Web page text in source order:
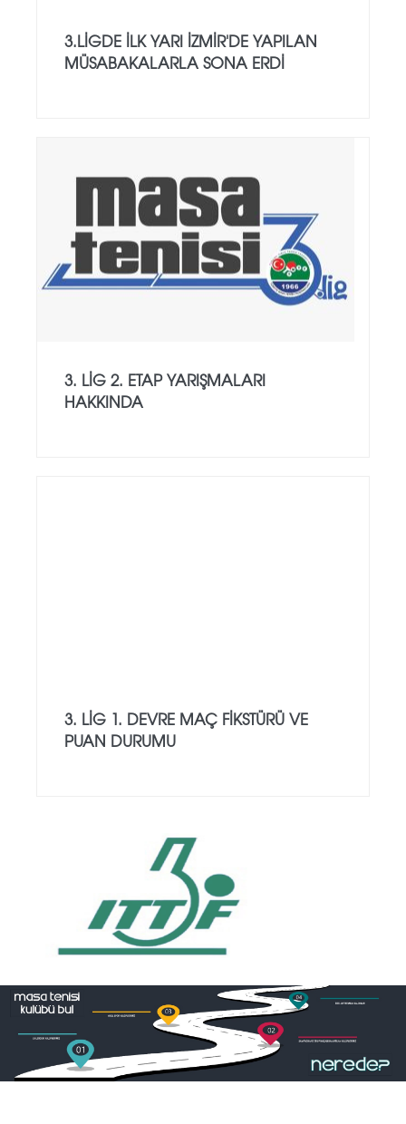
3.LİGDE İLK YARI İZMİR'DE YAPILAN
MÜSABAKALARLA SONA ERDİ
3. LİG 2. ETAP YARIŞMALARI
HAKKINDA
3. LIG 1. DEVRE MAÇ FIKSTÜRÜ VE
PUAN DURUMU